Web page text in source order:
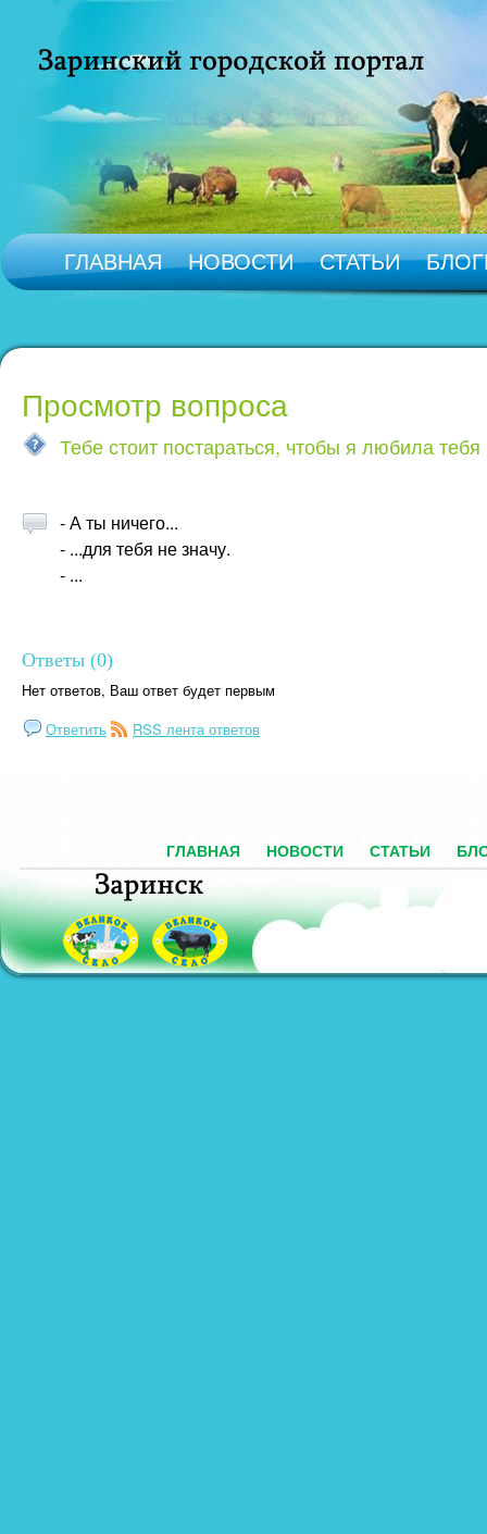
ГЛАВНАЯ НОВОСТИ СТАТЬИ
Просмотр вопроса
Тебе стоит постараться, чтобы я любила
- А ты ничего...
- ...для тебя не значу.
- ...
Ответы (0)
Нет ответов, Ваш ответ будет первым
Ответить
RSS лента ответов
ГЛАВНАЯ НОВОСТИ СТАТЬИ